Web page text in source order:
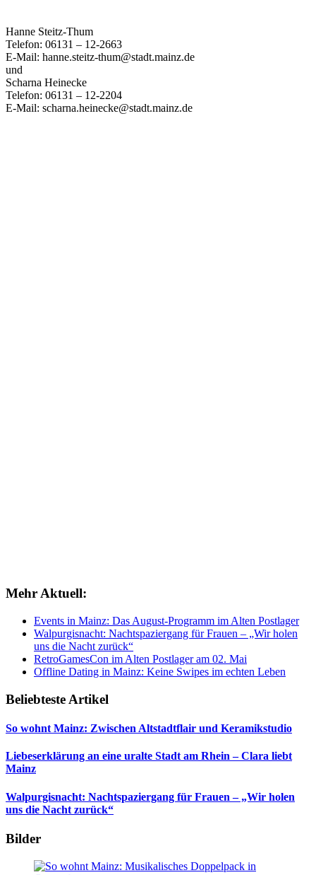
Hanne Steitz-Thum
Telefon: 06131 – 12-2663
E-Mail: hanne.steitz-thum@stadt.mainz.de
und
Scharna Heinecke
Telefon: 06131 – 12-2204
E-Mail: scharna.heinecke@stadt.mainz.de
Mehr Aktuell:
Events in Mainz: Das August-Programm im Alten Postlager
Walpurgisnacht: Nachtspaziergang für Frauen – „Wir holen
uns die Nacht zurück“
RetroGamesCon im Alten Postlager am 02. Mai
Offline Dating in Mainz: Keine Swipes im echten Leben
Beliebteste Artikel
So wohnt Mainz: Zwischen Altstadtflair und Keramikstudio
Liebeserklärung an eine uralte Stadt am Rhein – Clara liebt
Mainz
Walpurgisnacht: Nachtspaziergang für Frauen – „Wir holen
uns die Nacht zurück“
Bilder